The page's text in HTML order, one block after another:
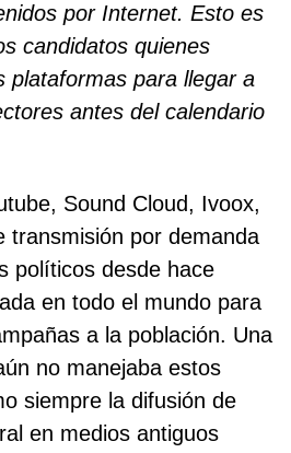
por Internet. Esto es
candidatos quienes
plataformas para llegar a
antes del calendario
Sound Cloud, Ivoox,
transmisión por demanda
políticos desde hace
en todo el mundo para
a la población. Una
no manejaba estos
siempre la difusión de
en medios antiguos